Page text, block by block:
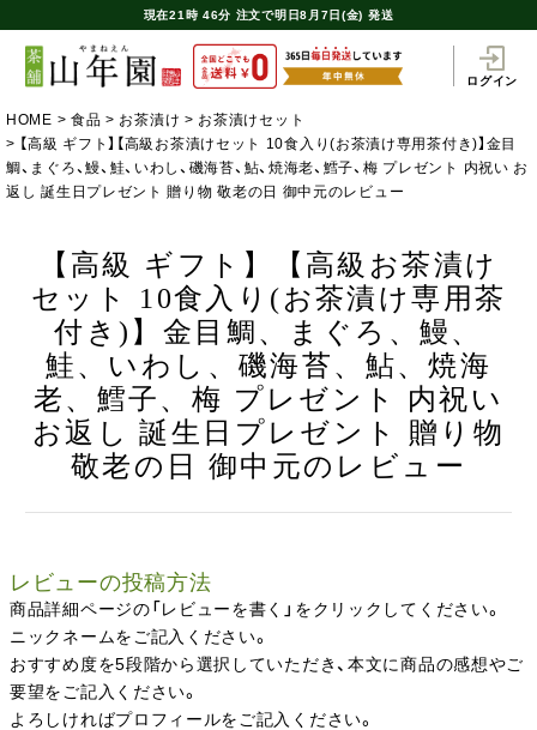
現在21時 46分 注文で明日8月7日(金) 発送
ログイン
HOME 食品 お茶漬け
お茶漬けセット
【高級 ギフト】【高級お茶漬けセット 10食入り(お茶漬け専用茶付き)】金目
鯛、まぐろ、鰻、鮭、いわし、磯海苔、鮎、焼海老、鱈子、梅 プレゼント 内祝い お
返し 誕生日プレゼント 贈り物 敬老の日 御中元のレビュー
【高級 ギフト】【高級お茶漬け
セット 10食入り(お茶漬け専用茶
付き)】金目鯛、まぐろ、鰻、
鮭、いわし、磯海苔、鮎、焼海
老、鱈子、梅 プレゼント 内祝い
お返し 誕生日プレゼント 贈り物
敬老の日 御中元のレビュー
レビューの投稿方法
商品詳細ページの「レビューを書く」をクリックしてください。
ニックネームをご記入ください。
おすすめ度を5段階から選択していただき、本文に商品の感想やご
要望をご記入ください。
よろしければプロフィールをご記入ください。